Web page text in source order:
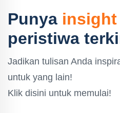
Punya insight
peristiwa
Jadikan tulisan Anda
untuk yang lain!
Klik disini untuk memulai!